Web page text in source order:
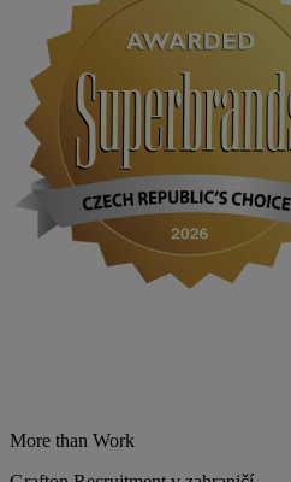
More than Work